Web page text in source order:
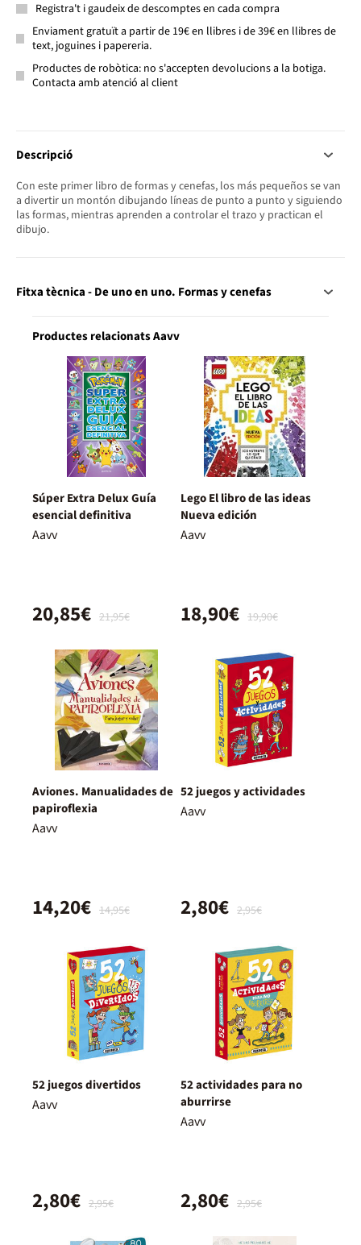
Registra't i gaudeix de descomptes en cada compra
Enviament gratuït a partir de 19€ en llibres i de 39€ en llibres de
text, joguines i papereria.
Productes de robòtica: no s'accepten devolucions a la botiga.
Contacta amb atenció al client
Descripció
Con este primer libro de formas y cenefas, los más pequeños se van
a divertir un montón dibujando líneas de punto a punto y siguiendo
las formas, mientras aprenden a controlar el trazo y practican el
dibujo.
Fitxa tècnica - De uno en uno. Formas y cenefas
Productes relacionats Aavv
Súper Extra Delux Guía
esencial definitiva
Aavv
21,95€
20,85€
Lego El libro de las ideas
Nueva edición
Aavv
19,90€
18,90€
Aviones. Manualidades de
papiroflexia
Aavv
14,95€
14,20€
52 juegos y actividades
Aavv
2,95€
2,80€
52 juegos divertidos
Aavv
2,95€
2,80€
52 actividades para no
aburrirse
Aavv
2,95€
2,80€